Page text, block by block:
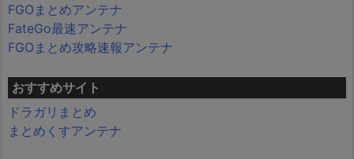
FGOまとめアンテナ
FateGo最速アンテナ
FGOまとめ攻略速報アンテナ
おすすめサイト
ドラガリまとめ
まとめくすアンテナ